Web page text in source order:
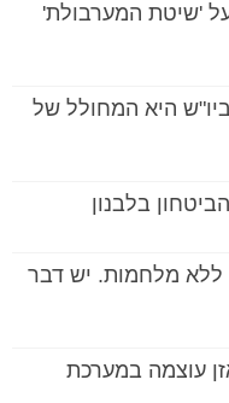
'שיטת המערבולת'
היא המחולל של
בלבנון
ללא מלחמות. יש דבר
עוצמה במערכת